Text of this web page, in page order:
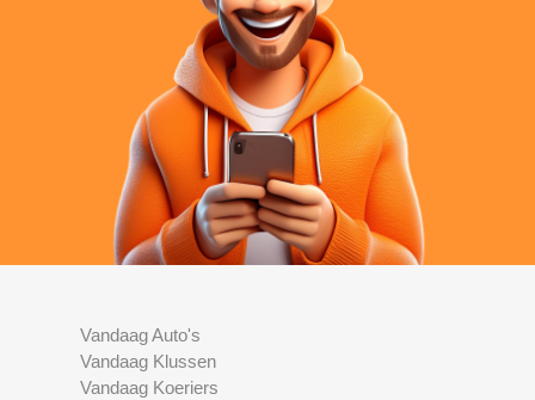
Vandaag Auto's
Vandaag Klussen
Vandaag Koeriers